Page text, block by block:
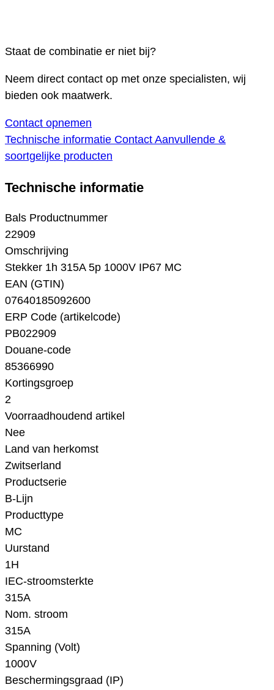
Staat de combinatie er niet bij?
Neem direct contact op met onze specialisten, wij
bieden ook maatwerk.
Contact opnemen
Technische informatie Contact Aanvullende &
soortgelijke producten
Technische informatie
Bals Productnummer
22909
Omschrijving
Stekker 1h 315A 5p 1000V IP67 MC
EAN (GTIN)
07640185092600
ERP Code (artikelcode)
PB022909
Douane-code
85366990
Kortingsgroep
2
Voorraadhoudend artikel
Nee
Land van herkomst
Zwitserland
Productserie
B-Lijn
Producttype
MC
Uurstand
1H
IEC-stroomsterkte
315A
Nom. stroom
315A
Spanning (Volt)
1000V
Beschermingsgraad (IP)